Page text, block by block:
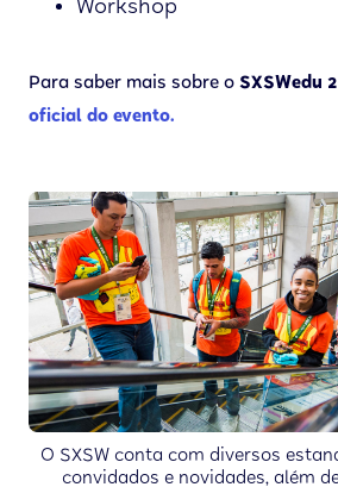
Workshop
Para saber mais sobre o SXSWedu
oficial do evento.
O SXSW conta com diversos
convidados e novidades, além